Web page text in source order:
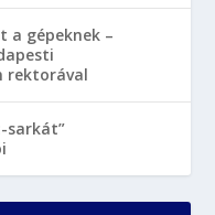
a gépeknek –
rektorával
sarkát”